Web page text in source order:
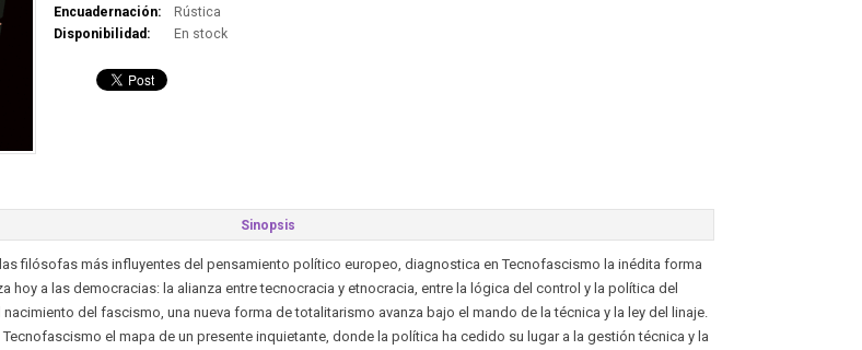
Encuadernación:
Rústica
Disponibilidad:
En stock
Sinopsis
filósofas más influyentes del pensamiento político europeo, diagnostica en Tecnofascismo la inédita forma
hoy a las democracias: la alianza entre tecnocracia y etnocracia, entre la lógica del control y la política del
del fascismo, una nueva forma de totalitarismo avanza bajo el mando de la técnica y la ley del linaje.
Tecnofascismo el mapa de un presente inquietante, donde la política ha cedido su lugar a la gestión técnica y la